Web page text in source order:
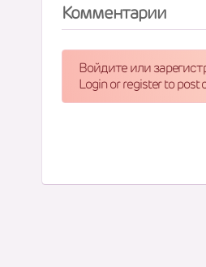
Комментарии
Войдите или
Login or register to post